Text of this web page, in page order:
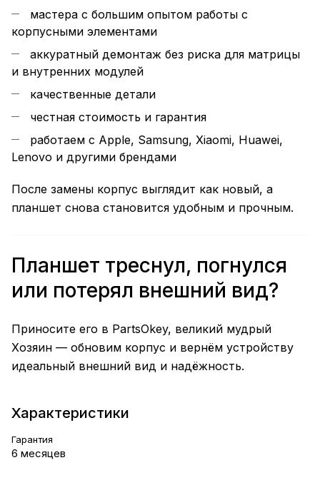
мастера с большим опытом работы с
корпусными элементами
аккуратный демонтаж без риска для матрицы
и внутренних модулей
качественные детали
честная стоимость и гарантия
работаем с Apple, Samsung, Xiaomi, Huawei,
Lenovo и другими брендами
После замены корпус выглядит как новый, а
планшет снова становится удобным и прочным.
Планшет треснул, погнулся
или потерял внешний вид?
Приносите его в PartsOkey, великий мудрый
Хозяин — обновим корпус и вернём устройству
идеальный внешний вид и надёжность.
Характеристики
Гарантия
6 месяцев